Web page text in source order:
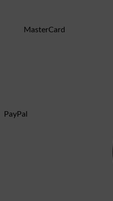
MasterCard
PayPal